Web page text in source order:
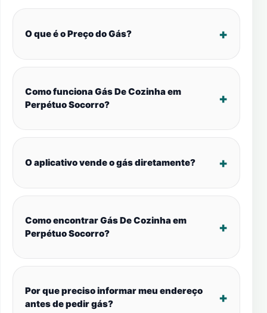
O que é o Preço do Gás?
Como funciona Gás De Cozinha em
Perpétuo Socorro?
O aplicativo vende o gás diretamente?
Como encontrar Gás De Cozinha em
Perpétuo Socorro?
Por que preciso informar meu endereço
antes de pedir gás?